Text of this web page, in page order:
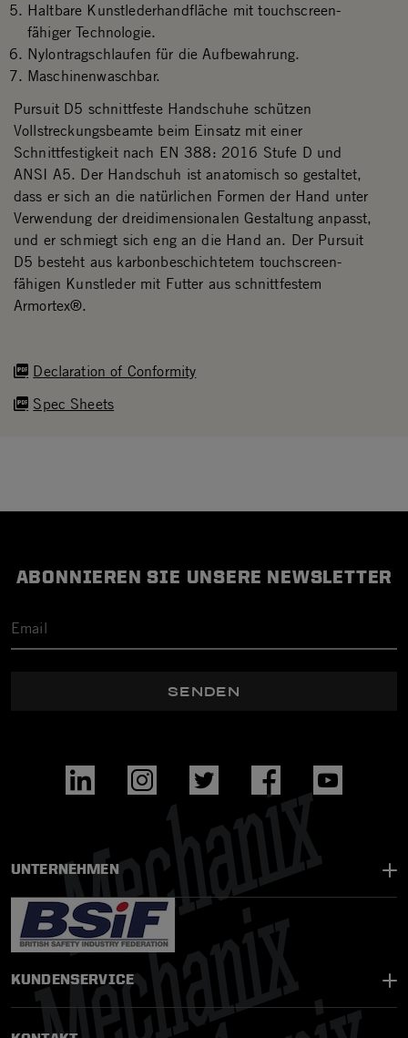
Haltbare Kunstlederhandfläche mit touchscreen-
fähiger Technologie.
Nylontragschlaufen für die Aufbewahrung.
Maschinenwaschbar.
Declaration of Conformity
Spec Sheets
Pursuit D5 schnittfeste Handschuhe schützen
Vollstreckungsbeamte beim Einsatz mit einer
Schnittfestigkeit nach EN 388: 2016 Stufe D und
ANSI A5. Der Handschuh ist anatomisch so gestaltet,
dass er sich an die natürlichen Formen der Hand unter
Verwendung der dreidimensionalen Gestaltung anpasst,
und er schmiegt sich eng an die Hand an. Der Pursuit
D5 besteht aus karbonbeschichtetem touchscreen-
fähigen Kunstleder mit Futter aus schnittfestem
Armortex®.
ABONNIEREN SIE UNSERE NEWSLETTER
SENDEN
UNTERNEHMEN
KUNDENSERVICE